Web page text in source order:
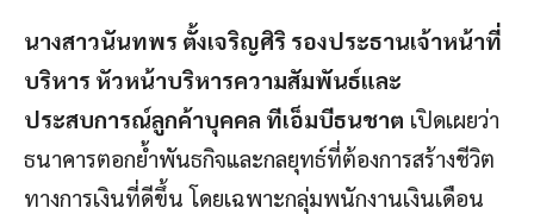
นางสาวนันทพร ตั้งเจริญศิริ รองประธานเจ้าหน้าที่
บริหาร หัวหน้าบริหารความสัมพันธ์และ
ประสบการณ์ลูกค้าบุคคล ทีเอ็มบีธนชาต เปิดเผยว่า
ธนาคารตอกย้ำพันธกิจและกลยุทธ์ที่ต้องการสร้างชีวิต
ทางการเงินที่ดีขึ้น โดยเฉพาะกลุ่มพนักงานเงินเดือน